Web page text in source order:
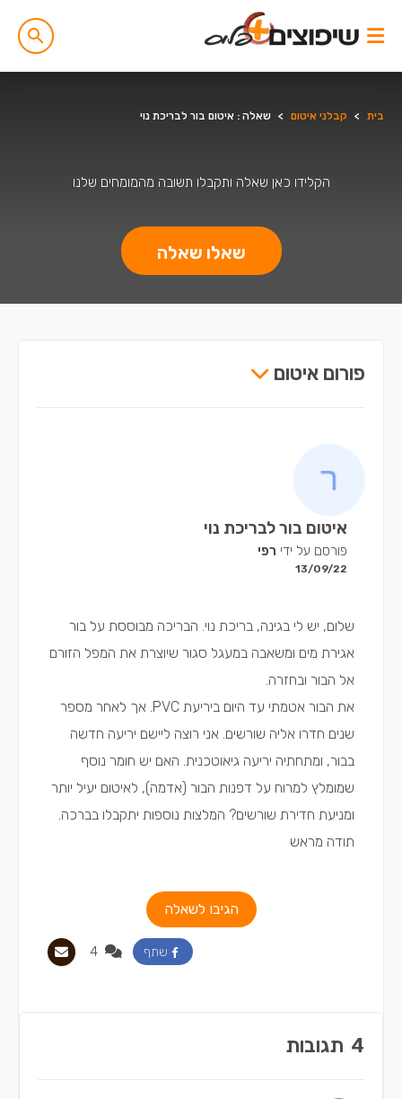
בית > קבלני איטום > שאלה : איטום בור לבריכת נוי
הקלידו כאן שאלה ותקבלו תשובה מהמומחים שלנו
שאלו שאלה
פורום איטום
איטום בור לבריכת נוי
פורסם על ידי רפי
13/09/22
שלום, יש לי בגינה, בריכת נוי. הבריכה מבוססת על בור
אגירת מים ומשאבה במעגל סגור שיוצרת את המפל הזורם
אל הבור ובחזרה.
את הבור אטמתי עד היום ביריעת PVC. אך לאחר מספר
שנים חדרו אליה שורשים. אני רוצה ליישם יריעה חדשה
בבור, ומתחתיה יריעה גיאוטכנית. האם יש חומר נוסף
שמומלץ למרוח על דפנות הבור (אדמה), לאיטום יעיל יותר
ומניעת חדירת שורשים? המלצות נוספות יתקבלו בברכה.
תודה מראש
הגיבו לשאלה
שתף
4 תגובות